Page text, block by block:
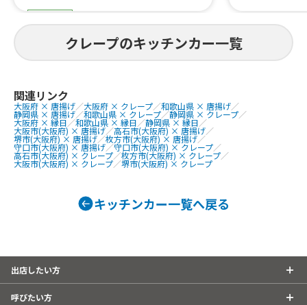
サニーズ奈良店
提供商品
どん、ラスポ
ソフトクリ
パイン氷り
、フルフル
クレープのキッチンカー一覧
関連リンク
大阪府 × 唐揚げ／大阪府 × クレープ／和歌山県 × 唐揚げ／
静岡県 × 唐揚げ／和歌山県 × クレープ／静岡県 × クレープ／
大阪府 × 縁日／和歌山県 × 縁日／静岡県 × 縁日／
大阪市(大阪府) × 唐揚げ／高石市(大阪府) × 唐揚げ／
堺市(大阪府) × 唐揚げ／枚方市(大阪府) × 唐揚げ／
守口市(大阪府) × 唐揚げ／守口市(大阪府) × クレープ／
高石市(大阪府) × クレープ／枚方市(大阪府) × クレープ／
大阪市(大阪府) × クレープ／堺市(大阪府) × クレープ
キッチンカー一覧へ戻る
出店したい方
呼びたい方